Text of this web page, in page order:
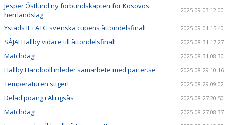
Jesper Östlund ny förbundskapten för Kosovos
herrlandslag
2025-09-03 12:00
Ystads IF i ATG svenska cupens åttondelsfinal! 2025-09-01 15:40
SÅJA! Hallby vidare till åttondelsfinal! 2025-08-31 17:27
Matchdag! 2025-08-31 08:30
Hallby Handboll inleder samarbete med parter.se 2025-08-29 10:16
Temperaturen stiger! 2025-08-29 09:02
Delad poäng i Alingsås 2025-08-27 20:50
Matchdag! 2025-08-27 08:37